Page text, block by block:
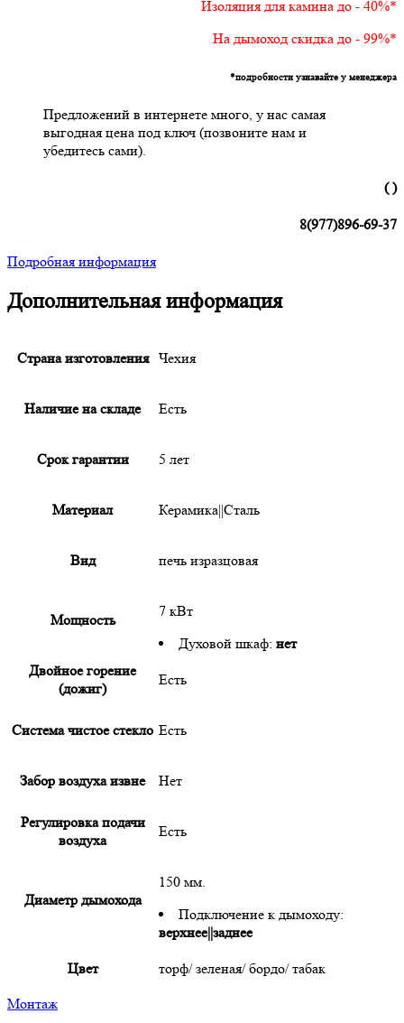
Изоляция для камина до - 40%*
На дымоход скидка до - 99%*
*подробности узнавайте у менеджера
Предложений в интернете много, у нас самая
выгодная цена под ключ (позвоните нам и
убедитесь сами).
( )
8(977)896-69-37
Подробная информация
Дополнительная информация
Страна изготовления Чехия
Наличие на складе Есть
Срок гарантии 5 лет
Материал Керамика||Сталь
Вид печь изразцовая
Мощность
7 кВт
Духовой шкаф: нет
Двойное горение
(дожиг)
Есть
Система чистое стекло Есть
Забор воздуха извне Нет
Регулировка подачи
воздуха
Есть
Диаметр дымохода
150 мм.
Подключение к дымоходу:
верхнее||заднее
Цвет торф/ зеленая/ бордо/ табак
Монтаж